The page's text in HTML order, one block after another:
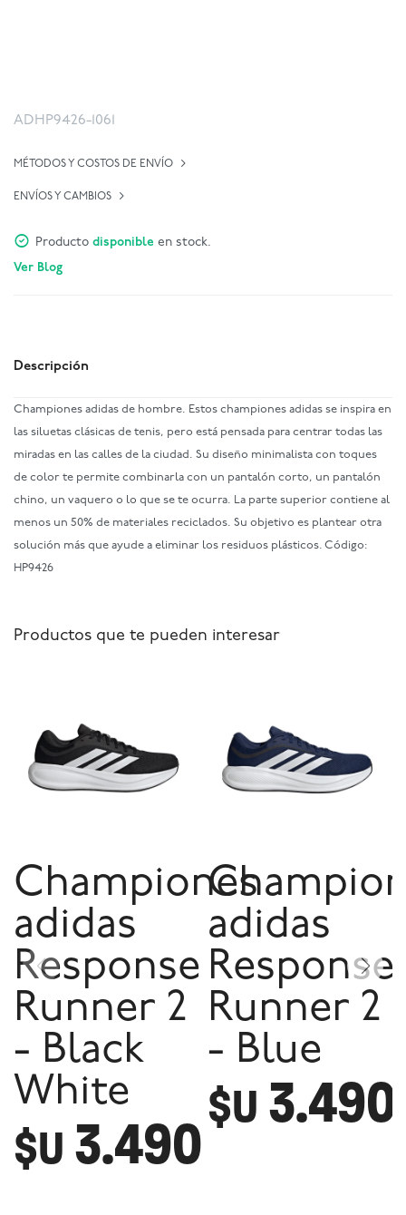
ADHP9426-1061
MÉTODOS Y COSTOS DE ENVÍO
ENVÍOS Y CAMBIOS
Producto disponible en stock.
Ver Blog
Descripción
Championes adidas de hombre. Estos championes adidas se inspira en
las siluetas clásicas de tenis, pero está pensada para centrar todas las
miradas en las calles de la ciudad. Su diseño minimalista con toques
de color te permite combinarla con un pantalón corto, un pantalón
chino, un vaquero o lo que se te ocurra. La parte superior contiene al
menos un 50% de materiales reciclados. Su objetivo es plantear otra
solución más que ayude a eliminar los residuos plásticos. Código:
HP9426
Productos que te pueden interesar
Championes
adidas
Response
Runner 2
- Black
White
$U 3.490
adidas
Response
Runner 2
- Blue
$U 3.490